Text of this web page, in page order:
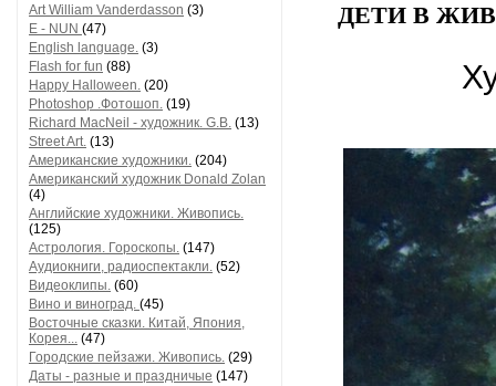
Art William Vanderdasson (3)
E - NUN (47)
English language. (3)
Flash for fun (88)
Happy Halloween. (20)
Photoshop .Фотошоп. (19)
Richard MacNeil - художник. G.B. (13)
Street Art. (13)
Американские художники. (204)
Американский художник Donald Zolan
(4)
Английские художники. Живопись.
(125)
Астрология. Гороскопы. (147)
Аудиокниги, радиоспектакли. (52)
Видеоклипы. (60)
Вино и виноград. (45)
Восточные сказки. Китай, Япония,
Корея... (47)
Городские пейзажи. Живопись. (29)
Даты - разные и праздничые (147)
ДЕТИ В